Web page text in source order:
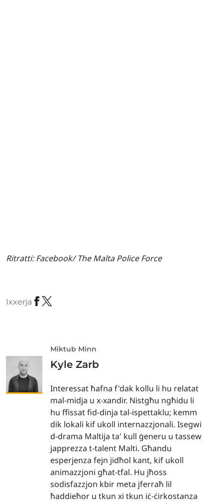
Ritratti: Facebook/ The Malta Police Force
Ixxerja
Miktub Minn
Kyle Zarb
Interessat ħafna f'dak kollu li hu relatat
mal-midja u x-xandir. Nistgħu ngħidu li
hu ffissat fid-dinja tal-ispettaklu; kemm
dik lokali kif ukoll internazzjonali. Isegwi
d-drama Maltija ta' kull ġeneru u tassew
japprezza t-talent Malti. Għandu
esperjenza fejn jidħol kant, kif ukoll
animazzjoni għat-tfal. Hu jħoss
sodisfazzjon kbir meta jferraħ lil
ħaddieħor u tkun xi tkun iċ-ċirkostanza